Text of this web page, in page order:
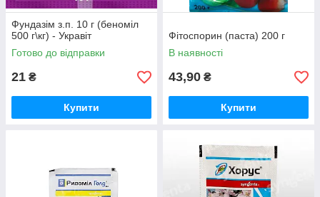
Фундазім з.п. 10 г (беноміл
500 г\кг) - Укравіт
Готово до відправки
21 ₴
Купити
Фітоспорин (паста) 200 г
В наявності
43,90 ₴
Купити